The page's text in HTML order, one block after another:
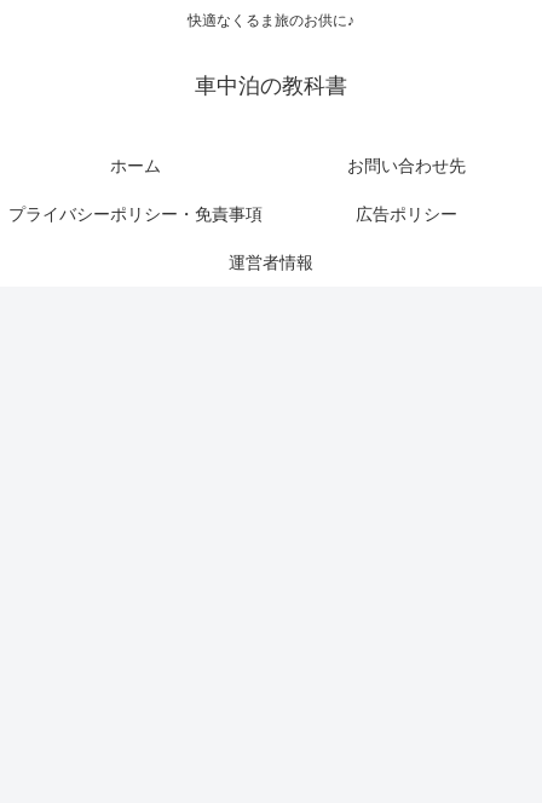
快適なくるま旅のお供に♪
車中泊の教科書
ホーム お問い合わせ先
プライバシーポリシー・免責事項 広告ポリシー
運営者情報